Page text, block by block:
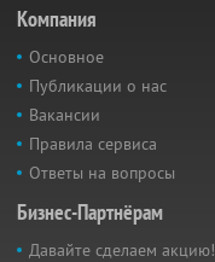
Компания
Основное
Публикации о нас
Вакансии
Правила сервиса
Ответы на вопросы
Бизнес-Партнёрам
Давайте сделаем акцию!